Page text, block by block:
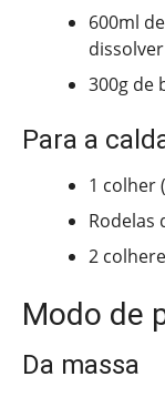
600ml
300g de
Para a
1 colher
Rodelas
2
Modo de
Da massa